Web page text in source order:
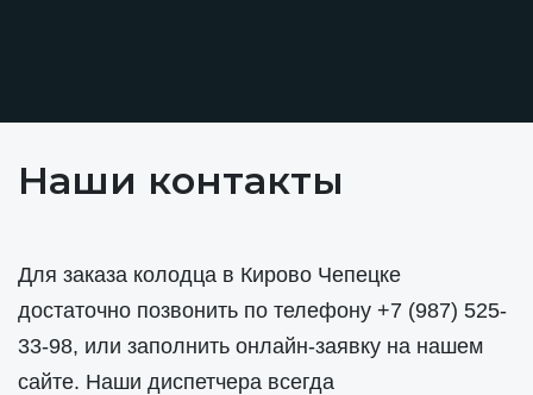
Наши контакты
Для заказа колодца в Кирово Чепецке
достаточно позвонить по телефону +7 (987) 525-
33-98, или заполнить онлайн-заявку на нашем
сайте. Наши диспетчера всегда